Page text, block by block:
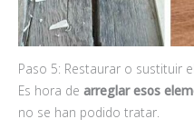
Paso 5: Restaurar o sustituir
Es hora de arreglar esos
no se han podido tratar.